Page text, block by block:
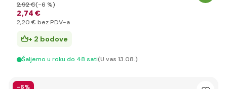
2,74 €
2,92 €(-6 %)
2,20 € bez PDV-a
+ 2 bodove
Šaljemo u roku do 48 sati(U vas 13.08.)
-6%